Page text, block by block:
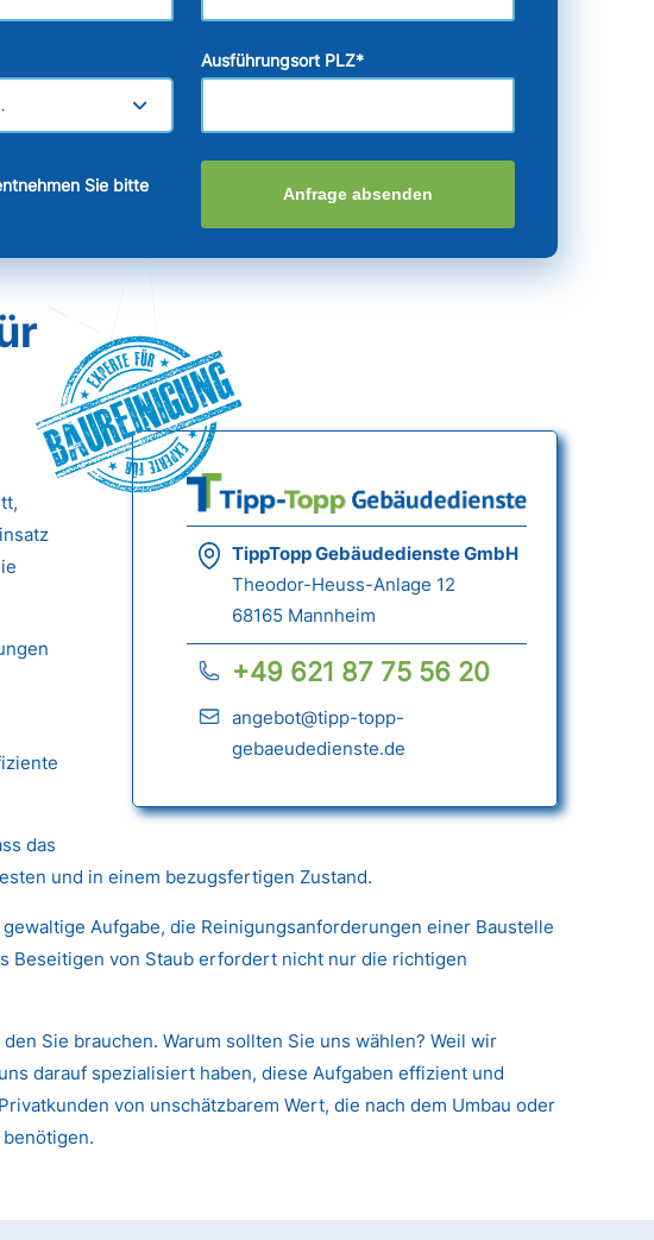
Ausführungsort PLZ*
Sie bitte
Anfrage absenden
Baureinigung
TippTopp Gebäudedienste GmbH
Theodor-Heuss-Anlage 12
68165 Mannheim
+49 621 87 75 56 20
angebot@tipp-topp-
gebaeudedienste.de
das
und in einem bezugsfertigen Zustand.
Aufgabe, die Reinigungsanforderungen einer Baustelle
Beseitigen von Staub erfordert nicht nur die richtigen
Sie brauchen. Warum sollten Sie uns wählen? Weil wir
darauf spezialisiert haben, diese Aufgaben effizient und
von unschätzbarem Wert, die nach dem Umbau oder